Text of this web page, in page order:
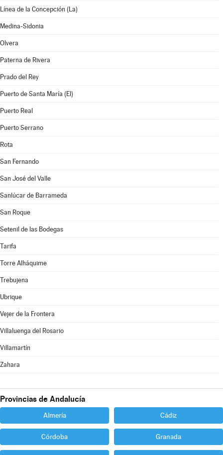
Línea de la Concepción (La)
Medina-Sidonia
Olvera
Paterna de Rivera
Prado del Rey
Puerto de Santa María (El)
Puerto Real
Puerto Serrano
Rota
San Fernando
San José del Valle
Sanlúcar de Barrameda
San Roque
Setenil de las Bodegas
Tarifa
Torre Alháquime
Trebujena
Ubrique
Vejer de la Frontera
Villaluenga del Rosario
Villamartín
Zahara
Provincias de Andalucía
Almería Cádiz
Córdoba Granada